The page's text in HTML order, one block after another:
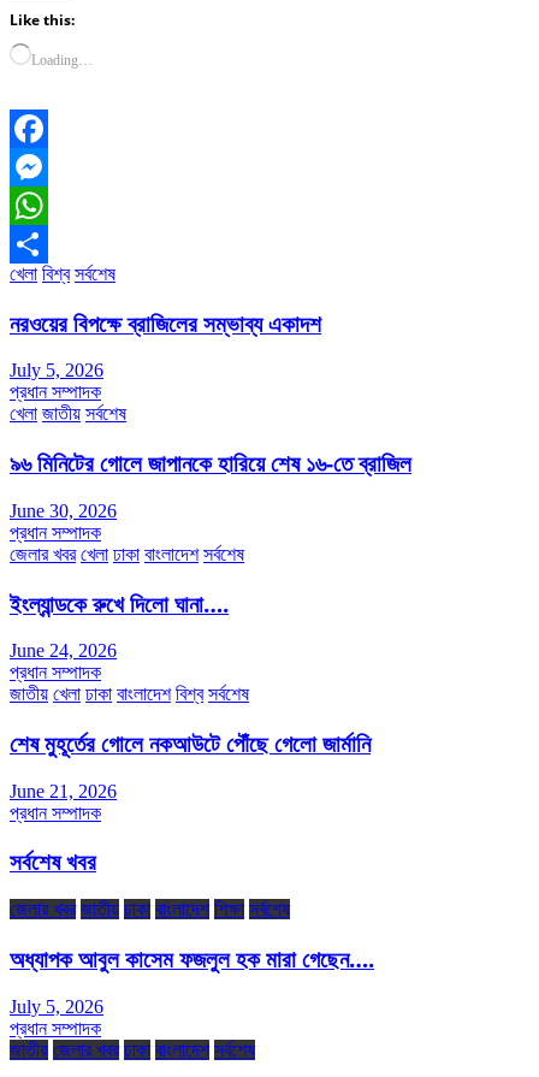
Like this:
Loading…
Facebook
Messenger
WhatsApp
Share
খেলা বিশ্ব সর্বশেষ
নরওয়ের বিপক্ষে ব্রাজিলের সম্ভাব্য একাদশ
July 5, 2026
প্রধান সম্পাদক
খেলা জাতীয় সর্বশেষ
৯৬ মিনিটের গোলে জাপানকে হারিয়ে শেষ ১৬-তে ব্রাজিল
June 30, 2026
প্রধান সম্পাদক
জেলার খবর খেলা ঢাকা বাংলাদেশ সর্বশেষ
ইংল্যান্ডকে রুখে দিলো ঘানা….
June 24, 2026
প্রধান সম্পাদক
জাতীয় খেলা ঢাকা বাংলাদেশ বিশ্ব সর্বশেষ
শেষ মুহূর্তের গোলে নকআউটে পৌঁছে গেলো জার্মানি
June 21, 2026
প্রধান সম্পাদক
সর্বশেষ খবর
জেলার খবর জাতীয় ঢাকা বাংলাদেশ শিক্ষা সর্বশেষ
অধ্যাপক আবুল কাসেম ফজলুল হক মারা গেছেন….
July 5, 2026
প্রধান সম্পাদক
জাতীয় জেলার খবর ঢাকা বাংলাদেশ সর্বশেষ